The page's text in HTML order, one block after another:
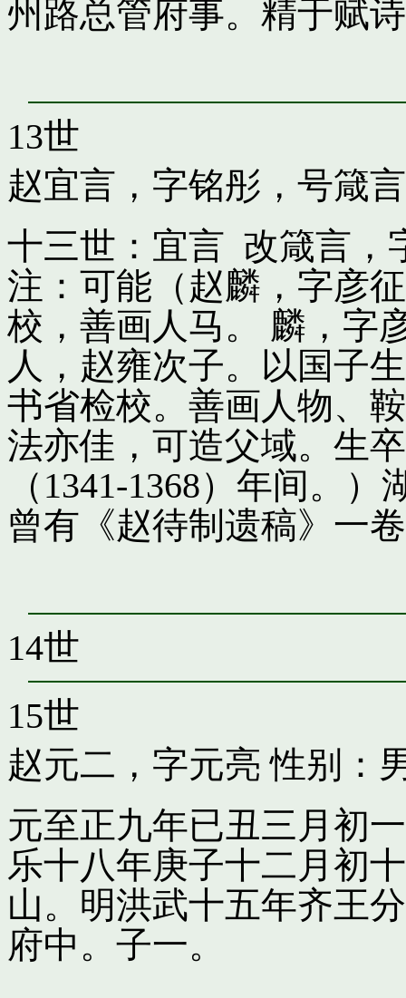
州路总管府事。精于赋
13世
赵宜言，字铭彤，号箴言
十三世：宜言 改箴言，
注：可能（赵麟，字彦
校，善画人马。 麟，字
人，赵雍次子。以国子
书省检校。善画人物、
法亦佳，可造父域。生
（1341-1368）年间。
曾有《赵待制遗稿》一
14世
15世
赵元二，字元亮 性别：
元至正九年已丑三月初
乐十八年庚子十二月初
山。明洪武十五年齐王
府中。子一。